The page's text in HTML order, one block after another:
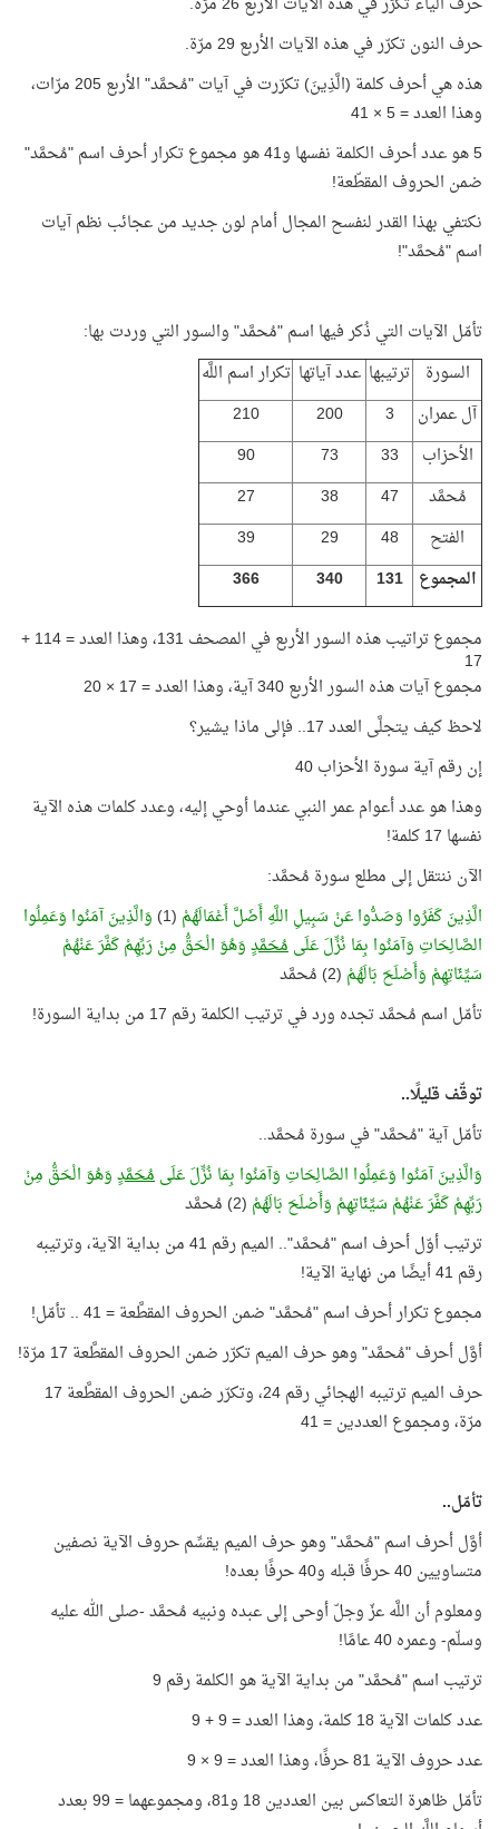
حرف النون تكرّر في هذه الآيات الأربع 29 مرّة.
هذه هي أحرف كلمة (الَّذِينَ) تكرّرت في آيات "مُحمَّد" الأربع 205 مرّات،
وهذا العدد = 5 × 41
5 هو عدد أحرف الكلمة نفسها و41 هو مجموع تكرار أحرف اسم "مُحمَّد"
ضمن الحروف المقطّعة!
نكتفي بهذا القدر لنفسح المجال أمام لون جديد من عجائب نظم آيات
اسم "مُحمَّد"!
تأمّل الآيات التي ذُكر فيها اسم "مُحمَّد" والسور التي وردت بها:
السورة ترتيبها عدد آياتها تكرار اسم اللَّه
آل عمران
3
200
210
الأحزاب
33
73
90
مُحمَّد
47
38
27
الفتح
48
29
39
المجموع 131
340
366
مجموع تراتيب هذه السور الأربع في المصحف 131، وهذا العدد = 114 +
17
مجموع آيات هذه السور الأربع 340 آية، وهذا العدد = 17 × 20
لاحظ كيف يتجلَّى العدد 17.. فإلى ماذا يشير؟
إن رقم آية سورة الأحزاب 40
وهذا هو عدد أعوام عمر النبي عندما أوحي إليه، وعدد كلمات هذه الآية
نفسها 17 كلمة!
الآن ننتقل إلى مطلع سورة مُحمَّد:
الَّذِينَ كَفَرُوا وَصَدُّوا عَنْ سَبِيلِ اللَّهِ أَضَلَّ أَعْمَالَهُمْ (1)
وَالَّذِينَ آمَنُوا وَعَمِلُوا
الصَّالِحَاتِ وَآمَنُوا بِمَا نُزِّلَ عَلَىمُحَمَّدٍوَهُوَ الْحَقُّ مِنْ رَبِّهِمْ كَفَّرَ عَنْهُمْ
سَيِّئَاتِهِمْ وَأَصْلَحَ بَالَهُمْ (2) مُحمَّد
تأمّل اسم مُحمَّد تجده ورد في ترتيب الكلمة رقم 17 من بداية السورة!
توقّف قليلًا..
تأمّل آية "مُحمَّد" في سورة مُحمَّد..
وَالَّذِينَ آمَنُوا وَعَمِلُوا الصَّالِحَاتِ وَآمَنُوا بِمَا نُزِّلَ عَلَىمُحَمَّدٍوَهُوَ الْحَقُّ مِنْ
رَبِّهِمْ كَفَّرَ عَنْهُمْ سَيِّئَاتِهِمْ وَأَصْلَحَ بَالَهُمْ (2) مُحمَّد
ترتيب أوّل أحرف اسم "مُحمَّد".. الميم رقم 41 من بداية الآية، وترتيبه
رقم 41 أيضًا من نهاية الآية!
مجموع تكرار أحرف اسم "مُحمَّد" ضمن الحروف المقطَّعة = 41 .. تأمّل!
أوَّل أحرف "مُحمَّد" وهو حرف الميم تكرّر ضمن الحروف المقطَّعة 17 مرّة!
حرف الميم ترتيبه الهجائي رقم 24، وتكرّر ضمن الحروف المقطَّعة 17
مرّة، ومجموع العددين = 41
تأمّل..
أوَّل أحرف اسم "مُحمَّد" وهو حرف الميم يقسِّم حروف الآية نصفين
متساويين 40 حرفًا قبله و40 حرفًا بعده!
ومعلوم أن اللَّه عزّ وجلّ أوحى إلى عبده ونبيه مُحمَّد -صلى الله عليه
وسلّم- وعمره 40 عامًا!
ترتيب اسم "مُحمَّد" من بداية الآية هو الكلمة رقم 9
عدد كلمات الآية 18 كلمة، وهذا العدد = 9 + 9
عدد حروف الآية 81 حرفًا، وهذا العدد = 9 × 9
تأمّل ظاهرة التعاكس بين العددين 18 و81، ومجموعهما = 99 بعدد